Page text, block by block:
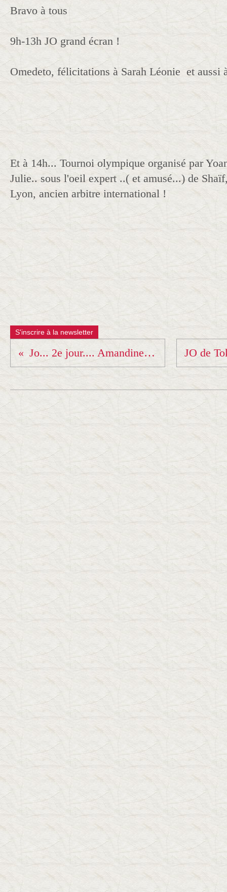
Bravo à tous
9h-13h JO grand écran !
Omedeto, félicitations à Sarah Léonie et aussi
Et à 14h... Tournoi olympique organisé par
Julie.. sous l'oeil expert ..( et amusé...) de
Lyon, ancien arbitre international !
S'inscrire à la newsletter
Jo... 2e jour.... Amandine Buchard en argent !!!